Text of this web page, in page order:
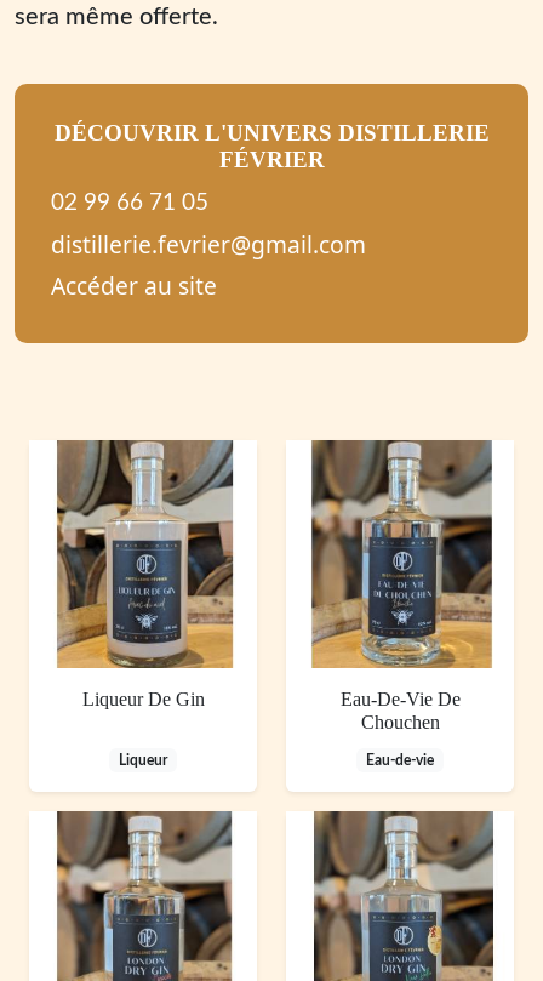
sera même offerte.
DÉCOUVRIR L'UNIVERS DISTILLERIE
FÉVRIER
02 99 66 71 05
distillerie.fevrier@gmail.com
Accéder au site
Liqueur De Gin
Liqueur
Eau-De-Vie De
Chouchen
Eau-de-vie